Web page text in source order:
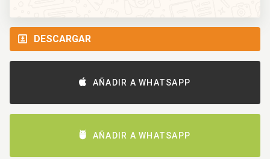
DESCARGAR
AÑADIR A WHATSAPP
AÑADIR A WHATSAPP